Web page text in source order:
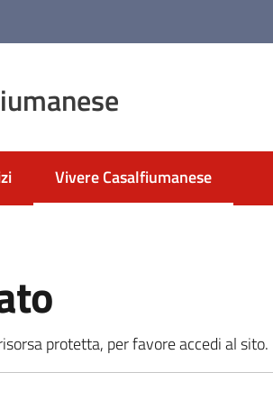
Vivere Casalfiumanese
Menu selezionato
protetta, per favore accedi al sito.